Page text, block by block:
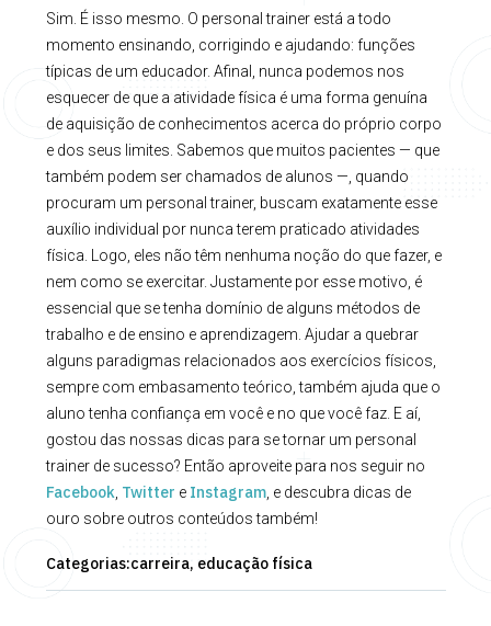
Sim. É isso mesmo. O personal trainer está a todo
momento ensinando, corrigindo e ajudando: funções
típicas de um educador. Afinal, nunca podemos nos
esquecer de que a atividade física é uma forma genuína
de aquisição de conhecimentos acerca do próprio corpo
e dos seus limites. Sabemos que muitos pacientes — que
também podem ser chamados de alunos —, quando
procuram um personal trainer, buscam exatamente esse
auxílio individual por nunca terem praticado atividades
física. Logo, eles não têm nenhuma noção do que fazer, e
nem como se exercitar. Justamente por esse motivo, é
essencial que se tenha domínio de alguns métodos de
trabalho e de ensino e aprendizagem. Ajudar a quebrar
alguns paradigmas relacionados aos exercícios físicos,
sempre com embasamento teórico, também ajuda que o
aluno tenha confiança em você e no que você faz. E aí,
gostou das nossas dicas para se tornar um personal
trainer de sucesso? Então aproveite para nos seguir no
Facebook Twitter e Instagram, e descubra dicas de
ouro sobre outros conteúdos também!
Categorias:carreira, educação física